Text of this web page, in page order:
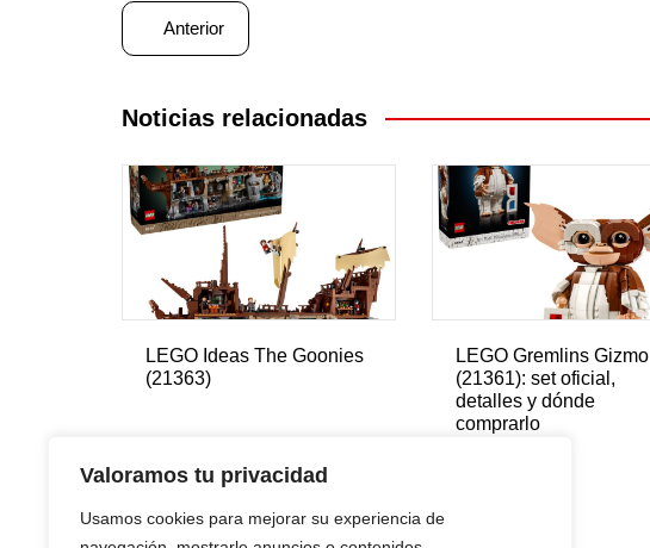
Valoramos tu privacidad
Usamos cookies para mejorar su experiencia de
Navegación
de
entradas
Anterior
Noticias relacionadas
LEGO Ideas The Goonies
(21363)
LEGO Gremlins Gizmo
(21361): set oficial,
detalles y dónde
comprarlo